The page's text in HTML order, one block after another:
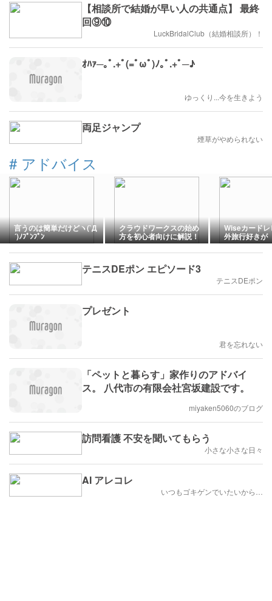
【相談所で結婚が早い人の共通点】 最終
回⑨⑩
LuckBridalClub（結婚相談所）！
ｵﾊｧ─｡ﾟ.+ﾟ(=ﾟωﾟ)ﾉ｡ﾟ.+ﾟ─♪
ゆっくり...今を生きよう
両足ジャンプ
煙草がやめられない
# アドバイス
言うのは簡単だけどヽ(`Д
´)ﾉﾌﾟﾝﾌﾟﾝ
クラウドワークスの始め
方を初心者向けに解説！
登録から仕事獲得までの
流れをわかりやすく紹介
Wiseカード
外旅行好きが
く作ればよか
った理由
テニスDEポン エピソード3
テニスDEポン
プレゼント
君を忘れない
「ペットと暮らす」家作りのアドバイ
ス。 八代市の有限会社宮坂建設です。
miyaken5060のブログ
訪問看護 不安を聞いてもらう
小さな小さな日々
AI アレコレ
いつもゴキゲンでいたいから…